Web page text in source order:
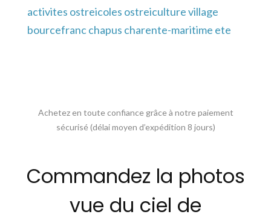
activites ostreicoles ostreiculture village
bourcefranc chapus charente-maritime ete
Achetez en toute confiance grâce à notre paiement
sécurisé (délai moyen d’expédition 8 jours)
Commandez la photos
vue du ciel de